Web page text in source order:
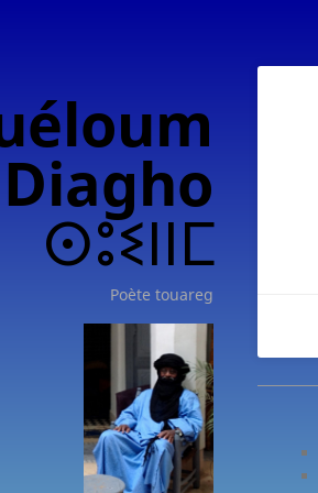
Diagho
ⵙⵓⵉⵏⵏⵎ
Poète touareg